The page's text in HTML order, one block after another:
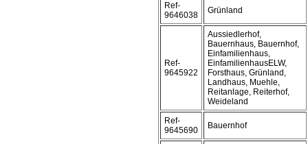
Ref-
9646038
Grünland
Ref-
9645922
Aussiedlerhof,
Bauernhaus, Bauernhof,
Einfamilienhaus,
EinfamilienhausELW,
Forsthaus, Grünland,
Landhaus, Muehle,
Reitanlage, Reiterhof,
Weideland
Ref-
9645690
Bauernhof